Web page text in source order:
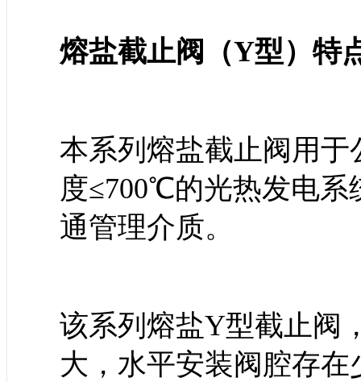
熔盐截止阀（Y型）特
本系列熔盐截止阀用于
度≤700℃的光热发电系
通管理介质。
该系列熔盐Y型截止阀
大，水平安装阀腔存